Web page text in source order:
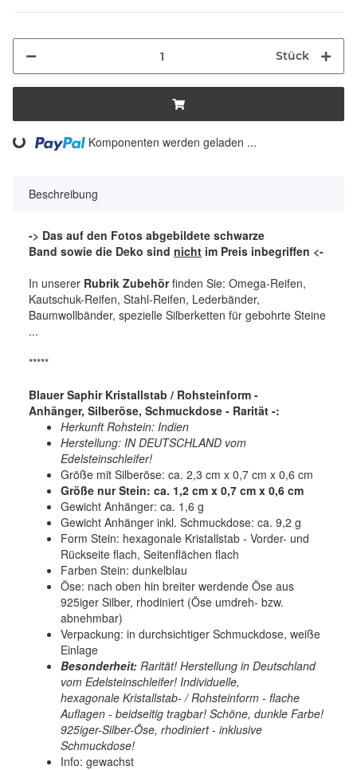
Stück
Komponenten werden geladen ...
Beschreibung
-> Das auf den Fotos abgebildete schwarze
Band sowie die Deko sind nicht im Preis inbegriffen <-
In unserer Rubrik Zubehörfinden Sie: Omega-Reifen,
Kautschuk-Reifen, Stahl-Reifen, Lederbänder,
Baumwollbänder, spezielle Silberketten für gebohrte Steine
...
*****
Blauer Saphir Kristallstab / Rohsteinform -
Anhänger, Silberöse, Schmuckdose - Rarität -:
Herkunft Rohstein: Indien
Herstellung: IN DEUTSCHLAND vom
Edelsteinschleifer!
Größe mit Silberöse: ca. 2,3 cm x 0,7 cm x 0,6 cm
Größe nur Stein: ca. 1,2 cm x 0,7 cm x 0,6 cm
Gewicht Anhänger: ca. 1,6 g
Gewicht Anhänger inkl. Schmuckdose: ca. 9,2 g
Form Stein: hexagonale Kristallstab - Vorder- und
Rückseite flach, Seitenflächen flach
Farben Stein: dunkelblau
Öse: nach oben hin breiter werdende Öse aus
925iger Silber, rhodiniert (Öse umdreh- bzw.
abnehmbar)
Verpackung: in durchsichtiger Schmuckdose, weiße
Einlage
Besonderheit: Rarität! Herstellung in Deutschland
vom Edelsteinschleifer! Individuelle,
hexagonale Kristallstab- / Rohsteinform - flache
Auflagen - beidseitig tragbar! Schöne, dunkle Farbe!
925iger-Silber-Öse, rhodiniert - inklusive
Schmuckdose!
Info: gewachst